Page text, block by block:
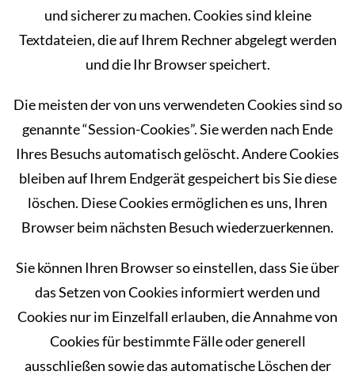
und sicherer zu machen. Cookies sind kleine
Textdateien, die auf Ihrem Rechner abgelegt werden
und die Ihr Browser speichert.
Die meisten der von uns verwendeten Cookies sind so
genannte “Session-Cookies”. Sie werden nach Ende
Ihres Besuchs automatisch gelöscht. Andere Cookies
bleiben auf Ihrem Endgerät gespeichert bis Sie diese
löschen. Diese Cookies ermöglichen es uns, Ihren
Browser beim nächsten Besuch wiederzuerkennen.
Sie können Ihren Browser so einstellen, dass Sie über
das Setzen von Cookies informiert werden und
Cookies nur im Einzelfall erlauben, die Annahme von
Cookies für bestimmte Fälle oder generell
ausschließen sowie das automatische Löschen der